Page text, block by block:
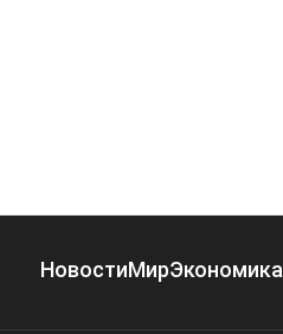
НовостиМирЭкономика